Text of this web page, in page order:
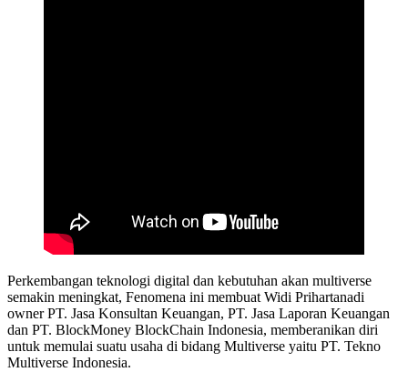
Perkembangan teknologi digital dan kebutuhan akan multiverse
semakin meningkat, Fenomena ini membuat Widi Prihartanadi
owner PT. Jasa Konsultan Keuangan, PT. Jasa Laporan Keuangan
dan PT. BlockMoney BlockChain Indonesia, memberanikan diri
untuk memulai suatu usaha di bidang Multiverse yaitu PT. Tekno
Multiverse Indonesia.